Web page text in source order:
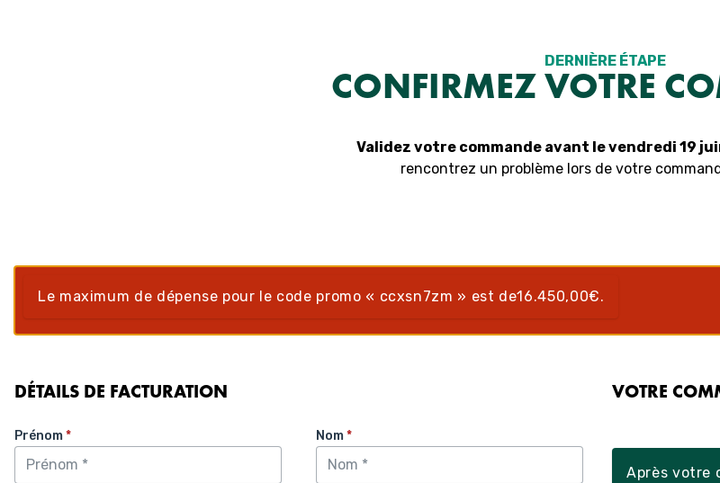
DERNIÈRE ÉTAPE
CONFIRMEZ VOTRE
Validez votre commande avant le vendredi 19
rencontrez un problème lors de votre
Le maximum de dépense pour le code promo « ccxsn7zm » est de16.450,00€.
DÉTAILS DE FACTURATION
Prénom* Nom*
VOTRE
Après votre